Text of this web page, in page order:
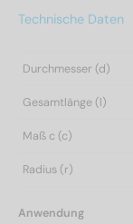
Technische Daten
Durchmesser (d)
Gesamtlänge (l)
Maß c (c)
Radius (r)
Anwendung